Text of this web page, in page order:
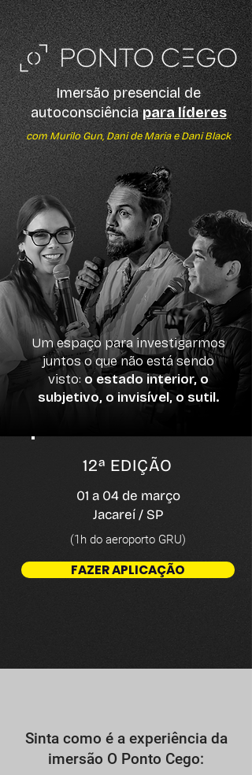
12ª EDIÇÃO
01 a 04 de março
Jacareí / SP
(1h do aeroporto GRU)
FAZER APLICAÇÃO
Imersão presencial de
autoconsciênciapara líderes
com Murilo Gun, Dani de Maria e Dani Black
Um espaço para investigarmos
juntos o que não estásendo
visto: o estado interior, o
subjetivo, o invisível, o sutil.
Sinta como é a experiência da
imersão O Ponto Cego: